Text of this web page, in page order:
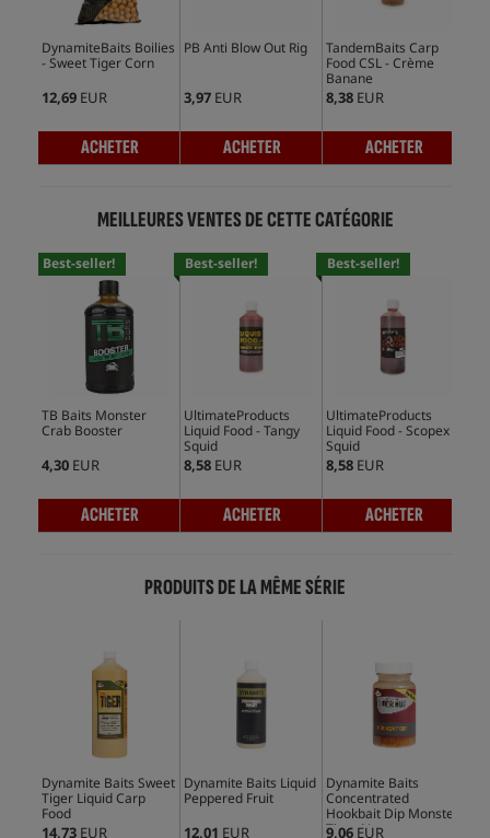
DynamiteBaits Boilies
- Sweet Tiger Corn
12,69 EUR
ACHETER
PB Anti Blow Out Rig
3,97 EUR
ACHETER
TandemBaits Carp
Food CSL - Crème
Banane
8,38 EUR
ACHETER
MEILLEURES VENTES DE CETTE CATÉGORIE
Best-seller!
TB Baits Monster
Crab Booster
4,30 EUR
ACHETER
Best-seller!
UltimateProducts
Liquid Food - Tangy
Squid
8,58 EUR
ACHETER
Best-seller!
UltimateProducts
Liquid Food - Scopex
Squid
8,58 EUR
ACHETER
PRODUITS DE LA MÊME SÉRIE
Dynamite Baits Sweet
Tiger Liquid Carp
Food
14,73 EUR
Dynamite Baits Liquid
Peppered Fruit
12,01 EUR
Dynamite Baits
Concentrated
Hookbait Dip Monster
Tiger Nut
9,06 EUR